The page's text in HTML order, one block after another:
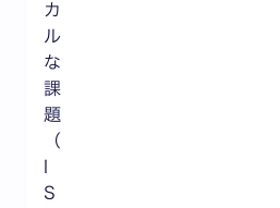
カ
ル
な
課
題
（
S